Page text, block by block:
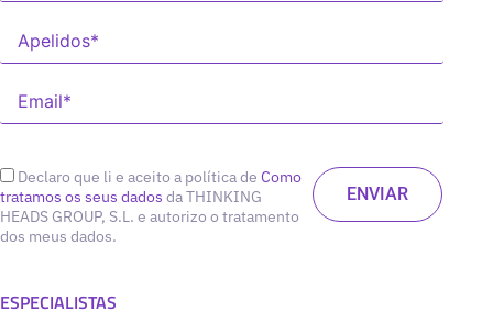
Declaro que li e aceito a política de Como
tratamos os seus dados da THINKING
HEADS GROUP, S.L. e autorizo o tratamento
dos meus dados.
ESPECIALISTAS